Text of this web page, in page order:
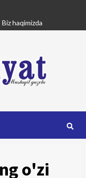
Biz haqimizda
o'zi